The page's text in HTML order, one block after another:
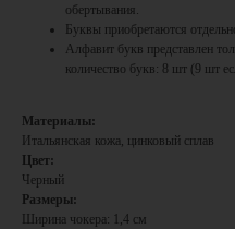
обертывания.
Буквы приобретаются
Алфавит букв представлен
количество букв: 8 шт (9 шт
Материалы:
Итальянская кожа, цинковый сплав
Цвет:
Черный
Размеры:
Ширина чокера: 1,4 см